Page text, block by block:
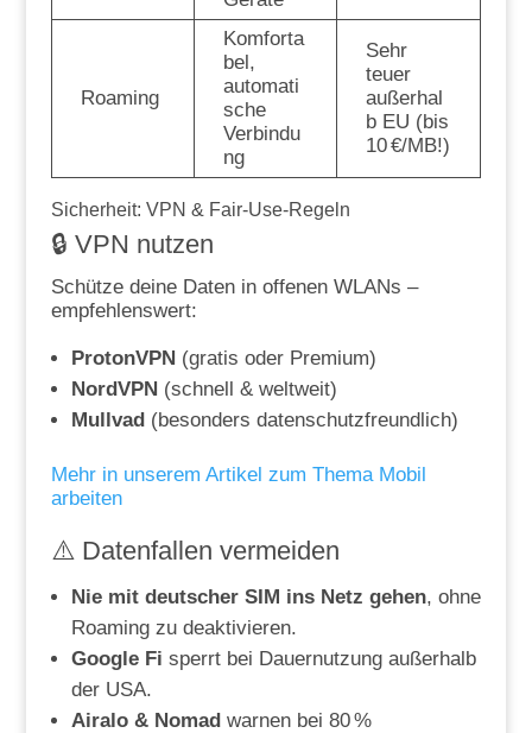
Roaming
Komforta
bel,
automati
sche
Verbindu
ng
Sehr
teuer
außerhal
b EU (bis
10 €/MB!)
Sicherheit: VPN & Fair-Use-Regeln
🔒 VPN nutzen
Schütze deine Daten in offenen WLANs –
empfehlenswert:
ProtonVPN (gratis oder Premium)
NordVPN (schnell & weltweit)
Mullvad(besonders datenschutzfreundlich)
Mehr in unserem Artikel zum Thema Mobil
arbeiten
⚠️ Datenfallen vermeiden
Nie mit deutscher SIM ins Netz gehen, ohne
Roaming zu deaktivieren.
Google Fi sperrt bei Dauernutzung außerhalb
der USA.
Airalo & Nomadwarnen bei 80 %